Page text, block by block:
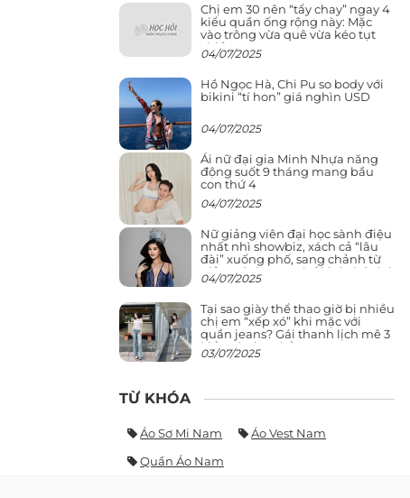
Chị em 30 nên “tẩy chay” ngay 4
kiểu quần ống rộng này: Mặc
vào trông vừa quê vừa kéo tụt
chiều cao
04/07/2025
Hồ Ngọc Hà, Chi Pu so body với
bikini “tí hon” giá nghìn USD
04/07/2025
Ái nữ đại gia Minh Nhựa năng
động suốt 9 tháng mang bầu
con thứ 4
04/07/2025
Nữ giảng viên đại học sành điệu
nhất nhì showbiz, xách cả “lâu
đài” xuống phố, sang chảnh từ
giảng đường ra phố khó ai đọ lại
04/07/2025
Tại sao giày thể thao giờ bị nhiều
chị em “xếp xó” khi mặc với
quần jeans? Gái thanh lịch mê 3
kiểu này hơn hẳn
03/07/2025
TỪ KHÓA
Áo Sơ Mi Nam
Áo Vest Nam
Quần Áo Nam